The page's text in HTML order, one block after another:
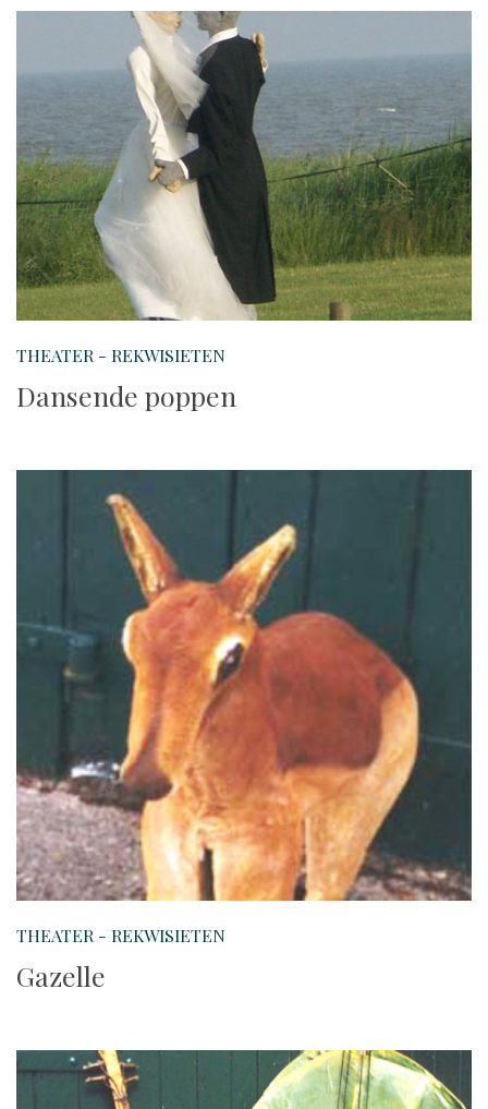
THEATER - REKWISIETEN
Dansende poppen
THEATER - REKWISIETEN
Gazelle